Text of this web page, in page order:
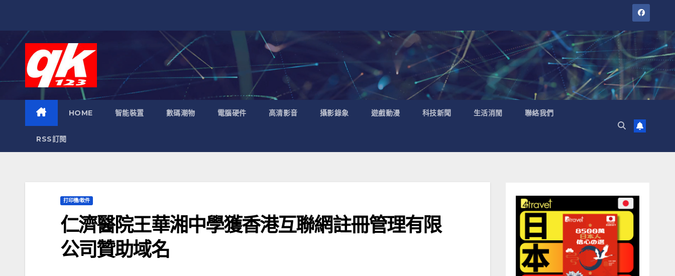
HOME 智能裝置 數碼潮物 電腦硬件 高清影音 攝影錄象 遊戲動漫 科技新聞 生活消閒 聯絡我們
RSS訂閱
打印機/軟件
仁濟醫院王華湘中學獲香港互聯網註冊管理有限
公司贊助域名